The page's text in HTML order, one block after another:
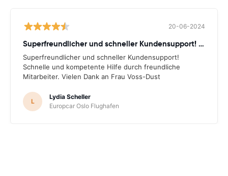
20-06-2024
Superfreundlicher und schneller Kundensupport! Schnelle
Superfreundlicher und schneller Kundensupport!
Schnelle und kompetente Hilfe durch freundliche
Mitarbeiter. Vielen Dank an Frau Voss-Dust
L
Lydia Scheller
Europcar Oslo Flughafen